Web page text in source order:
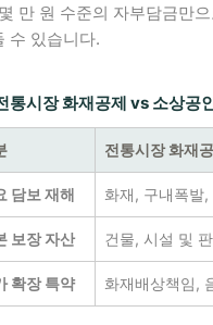
만 원 수준의 자부담금만
수 있습니다.
통시장 화재공제 vs 소상공
전통시장 화재
담보 재해 화재, 구내폭발
보장 자산 건물, 시설 및
확장 특약 화재배상책임,